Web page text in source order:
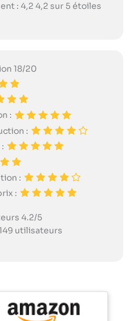
: 4,2 4,2 sur 5 étoiles
18/20
:
:
:
:
4.2/5
utilisateurs